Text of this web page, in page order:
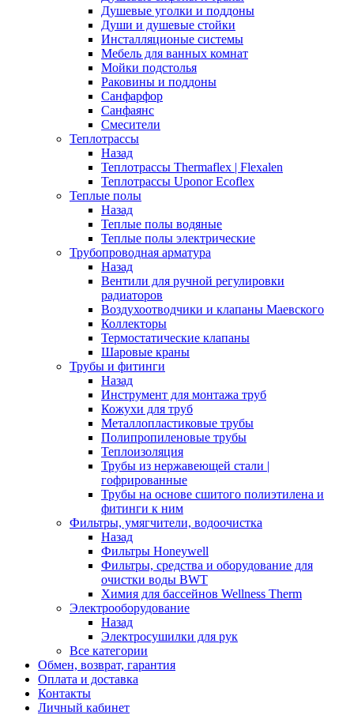
Душевые уголки и поддоны
Души и душевые стойки
Инсталляционые системы
Мебель для ванных комнат
Мойки подстолья
Раковины и поддоны
Санфарфор
Санфаянс
Смесители
Теплотрассы
Назад
Теплотрассы Thermaflex | Flexalen
Теплотрассы Uponor Ecoflex
Теплые полы
Назад
Теплые полы водяные
Теплые полы электрические
Трубопроводная арматура
Назад
Вентили для ручной регулировки
радиаторов
Воздухоотводчики и клапаны Маевского
Коллекторы
Термостатические клапаны
Шаровые краны
Трубы и фитинги
Назад
Инструмент для монтажа труб
Кожухи для труб
Металлопластиковые трубы
Полипропиленовые трубы
Теплоизоляция
Трубы из нержавеющей стали |
гофрированные
Трубы на основе сшитого полиэтилена и
фитинги к ним
Фильтры, умягчители, водоочистка
Назад
Фильтры Honeywell
Фильтры, средства и оборудование для
очистки воды BWT
Химия для бассейнов Wellness Therm
Электрооборудование
Назад
Электросушилки для рук
Все категории
Обмен, возврат, гарантия
Оплата и доставка
Контакты
Личный кабинет